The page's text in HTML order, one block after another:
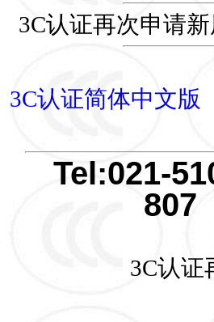
3C认证再次申请
3C认证简体中文版
Tel:021-
3C认证